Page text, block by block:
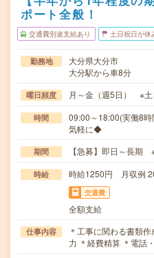
ポート全般！
交通費別途支給あり 土日祝日が休
勤務地
大分県大分市
大分駅から車8分
曜日頻度 月～金（週5日） ※土
時間
09:00～18:00(実働8
気軽に◆
期間 【急募】即日～長期
時給 時給1250円 月収例
交通費
全額支給
仕事内容
＊工事に関わる書類
力 ＊経費精算 ＊電話